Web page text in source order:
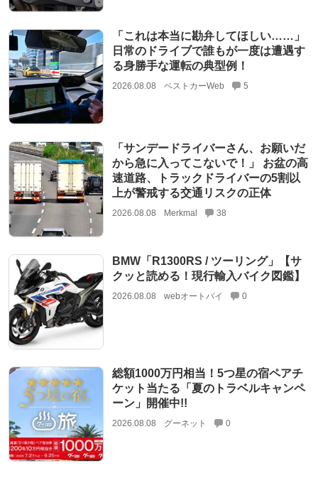
「これは本当に勘弁してほしい……」
日常のドライブで誰もが一度は遭遇す
る身勝手な運転の典型例！
2026.08.08 ベストカーWeb 5
「サンデードライバーさん、お願いだ
から急に入ってこないで！」 お盆の高
速道路、トラックドライバーの5割以
上が警戒する交通リスクの正体
2026.08.08 Merkmal 38
BMW「R1300RS / ツーリング」【サ
クッと読める！現行輸入バイク図鑑】
2026.08.08 webオートバイ 0
総額1000万円相当！5つ星の宿ペアチ
ケット当たる「夏のトラベルキャンペ
ーン」開催中!!
2026.08.08 グーネット 0